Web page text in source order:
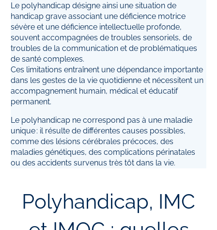
Le polyhandicap désigne ainsi une situation de
handicap grave associant une déficience motrice
sévère et une déficience intellectuelle profonde,
souvent accompagnées de troubles sensoriels, de
troubles de la communication et de problématiques
de santé complexes.
Ces limitations entraînent une dépendance importante
dans les gestes de la vie quotidienne et nécessitent un
accompagnement humain, médical et éducatif
permanent.
Le polyhandicap ne correspond pas à une maladie
unique : il résulte de différentes causes possibles,
comme des lésions cérébrales précoces, des
maladies génétiques, des complications périnatales
ou des accidents survenus très tôt dans la vie.
Polyhandicap, IMC